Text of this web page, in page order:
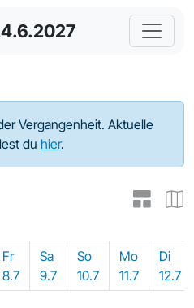
Vergangenheit. Aktuelle
du hier.
Fr
8.7
Sa
9.7
So
10.7
Mo
11.7
Di
12.7